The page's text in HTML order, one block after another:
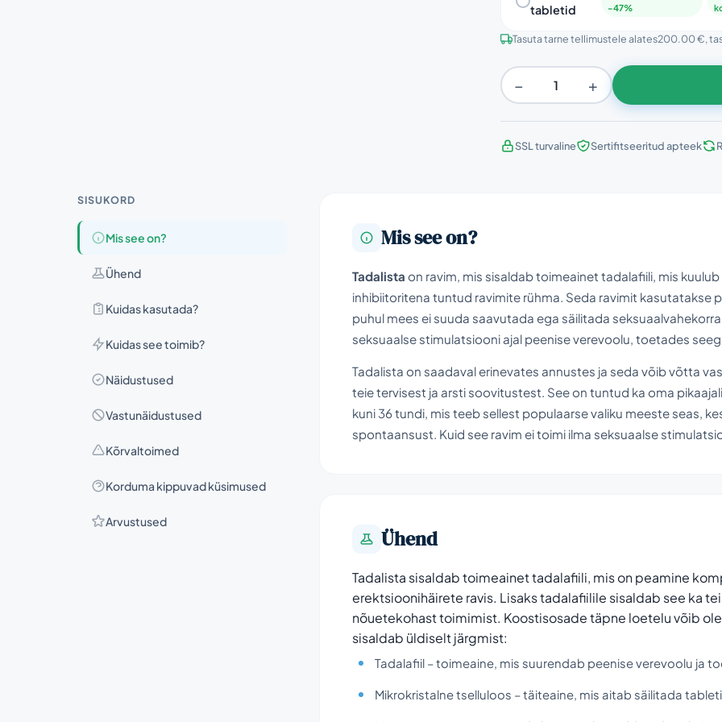
tabletid -47%
Tasuta tarne tellimustele alates200.00 €,
− +
SSL turvaline Sertifitseeritud apteek
SISUKORD
Mis see on?
Ühend
Kuidas kasutada?
Kuidas see toimib?
Näidustused
Vastunäidustused
Kõrvaltoimed
Korduma kippuvad küsimused
Arvustused
Mis see on?
Tadalista on ravim, mis sisaldab toimeainet tadalafiili, mis
inhibiitoritena tuntud ravimite rühma. Seda ravimit kasutatakse
puhul mees ei suuda saavutada ega säilitada
seksuaalse stimulatsiooni ajal peenise verevoolu, toetades
Tadalista on saadaval erinevates annustes ja seda võib võtta
teie tervisest ja arsti soovitustest. See on tuntud ka oma
kuni 36 tundi, mis teeb sellest populaarse valiku meeste seas,
spontaansust. Kuid see ravim ei toimi ilma seksuaalse
Ühend
Tadalista sisaldab toimeainet tadalafiili, mis on peamine
erektsioonihäirete ravis. Lisaks tadalafiilile sisaldab see ka
nõuetekohast toimimist. Koostisosade täpne loetelu võib
sisaldab üldiselt järgmist:
Tadalafiil – toimeaine, mis suurendab peenise verevoolu ja
Mikrokristalne tselluloos – täiteaine, mis aitab säilitada